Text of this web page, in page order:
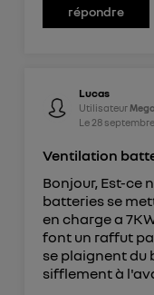
répondre
Lucas
Utilisateur
Le 28
Ventilation
Bonjour, Est-ce
batteries se
en charge a
font un raffut
se plaignent du
sifflement à